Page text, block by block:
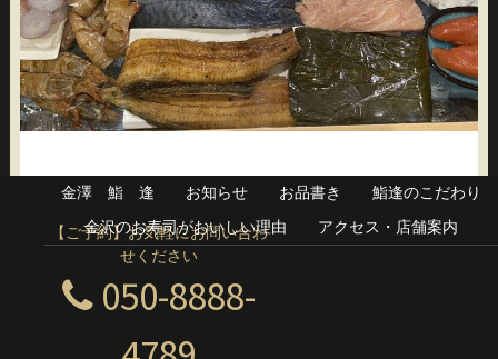
【ご予約】お気軽にお問い合わ
せください
050-8888-
金澤 鮨 逢 お知らせ お品書き
鮨逢のこだわり
金沢のお寿司がおいしい理由
アクセス・店舗案内